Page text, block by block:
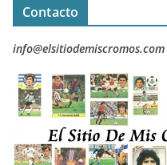
Contacto
info@elsitiodemiscromos.com